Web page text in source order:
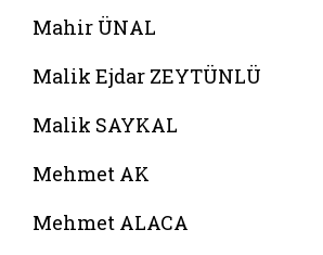
Mahir ÜNAL
Malik Ejdar ZEYTÜNLÜ
Malik SAYKAL
Mehmet AK
Mehmet ALACA